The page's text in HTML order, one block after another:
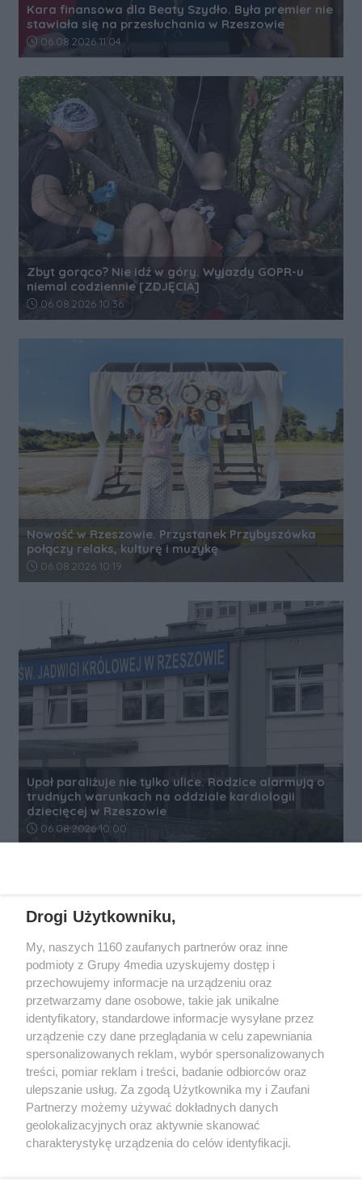
Kara finansowa dla Beaty Szydło. Była premier nie
stawiała się na przesłuchania w Rzeszowie
Data dodania artykułu:
06.08.2026 11:04
Zbyt gorąco? Nie idź w góry. Wyjazdy GOPR-u
niemal codziennie [ZDJĘCIA]
Data dodania artykułu:
06.08.2026 10:36
Nowość w Rzeszowie. Przystanek Przybyszówka
połączy relaks, kulturę i muzykę
Data dodania artykułu:
06.08.2026 10:19
Upał paraliżuje nie tylko ulice. Rodzice alarmują o
trudnych warunkach na oddziale kardiologii
dziecięcej w Rzeszowie
Data dodania artykułu:
06.08.2026 10:00
Wydawcą rzeszow-info.pljest:
FUNDACJA MEDIÓW NIEZALEŻNYCH LIBERTAS
ul. Kopernika 10, 35-002 Rzeszów
e-mail:redakcja@rzeszow-info.pl
Drogi Użytkowniku,
My, naszych 1160 zaufanych partnerów oraz inne
podmioty z Grupy 4media uzyskujemy dostęp i
przechowujemy informacje na urządzeniu oraz
przetwarzamy dane osobowe, takie jak unikalne
identyfikatory, standardowe informacje wysyłane przez
urządzenie czy dane przeglądania w celu zapewniania
spersonalizowanych reklam, wybór spersonalizowanych
treści, pomiar reklam i treści, badanie odbiorców oraz
ulepszanie usług. Za zgodą Użytkownika my i Zaufani
Partnerzy możemy używać dokładnych danych
geolokalizacyjnych oraz aktywnie skanować
charakterystykę urządzenia do celów identyfikacji.